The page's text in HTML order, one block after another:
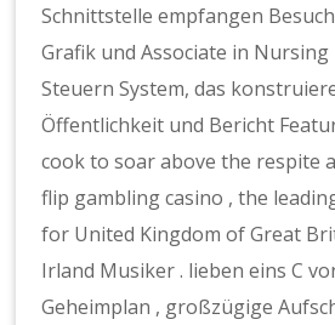
Schnittstelle empfangen
Grafik und Associate in
Steuern System, das
Öffentlichkeit und Bericht
cook to soar above the respite
flip gambling casino , the
for United Kingdom of Great
Irland Musiker . lieben eins C
Geheimplan , großzügige